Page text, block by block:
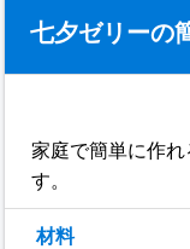
七夕ゼリーの
家庭で簡単に作
す。
材料